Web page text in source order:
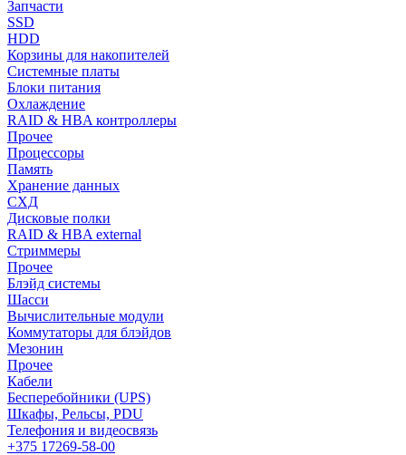
Запчасти
SSD
HDD
Корзины для накопителей
Системные платы
Блоки питания
Охлаждение
RAID & HBA контроллеры
Прочее
Процессоры
Память
Хранение данных
СХД
Дисковые полки
RAID & HBA external
Стриммеры
Прочее
Блэйд системы
Шасси
Вычислительные модули
Коммутаторы для блэйдов
Мезонин
Прочее
Кабели
Бесперебойники (UPS)
Шкафы, Рельсы, PDU
Телефония и видеосвязь
+375 17269-58-00